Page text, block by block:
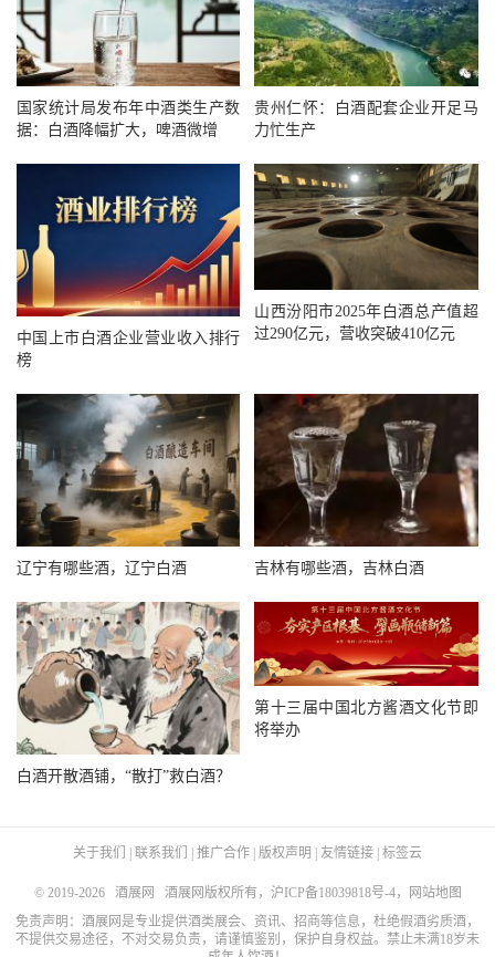
国家统计局发布年中酒类生产数
据：白酒降幅扩大，啤酒微增
贵州仁怀：白酒配套企业开足马
力忙生产
中国上市白酒企业营业收入排行
榜
山西汾阳市2025年白酒总产值超
过290亿元，营收突破410亿元
辽宁有哪些酒，辽宁白酒 吉林有哪些酒，吉林白酒
白酒开散酒铺，“散打”救白酒？
第十三届中国北方酱酒文化节即
将举办
关于我们 | 联系我们 | 推广合作 | 版权声明 | 友情链接 | 标签云
© 2019-2026 酒展网 酒展网版权所有， 沪ICP备18039818号-4，
网站地图
免责声明：酒展网是专业提供酒类展会、资讯、招商等信息，杜绝假酒劣质酒，
不提供交易途径，不对交易负责，请谨慎鉴别，保护自身权益。禁止未满18岁未